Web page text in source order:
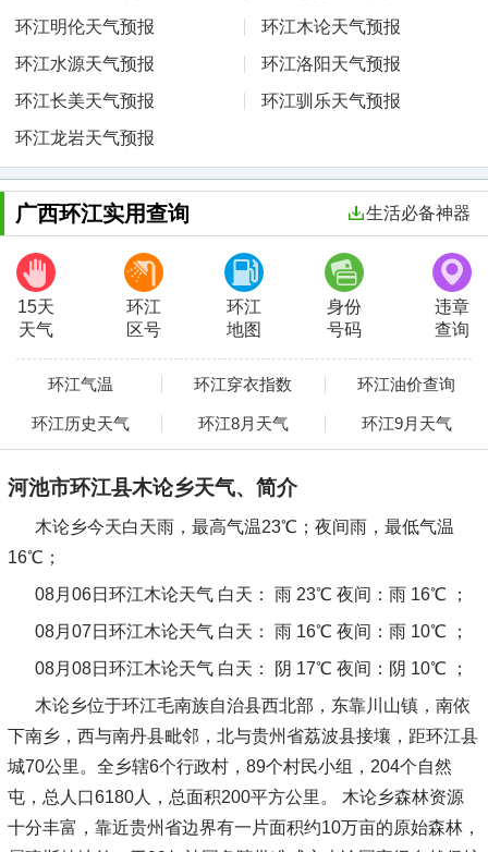
环江明伦天气预报
环江木论天气预报
环江水源天气预报
环江洛阳天气预报
环江长美天气预报
环江驯乐天气预报
环江龙岩天气预报
广西环江实用查询 生活必备神器
15天
天气
环江
区号
环江
地图
身份
号码
违章
查询
环江气温 环江穿衣指数 环江油价查询
环江历史天气 环江8月天气 环江9月天气
河池市环江县木论乡天气、简介
木论乡今天白天雨，最高气温23℃；夜间雨，最低气温
16℃；
08月06日环江木论天气 白天： 雨 23℃ 夜间： 雨 16℃ ；
08月07日环江木论天气 白天： 雨 16℃ 夜间： 雨 10℃ ；
08月08日环江木论天气 白天： 阴 17℃ 夜间： 阴 10℃ ；
木论乡位于环江毛南族自治县西北部，东靠川山镇，南依
下南乡，西与南丹县毗邻，北与贵州省荔波县接壤，距环江县
城70公里。全乡辖6个行政村，89个村民小组，204个自然
屯，总人口6180人，总面积200平方公里。 木论乡森林资源
十分丰富，靠近贵州省边界有一片面积约10万亩的原始森林，